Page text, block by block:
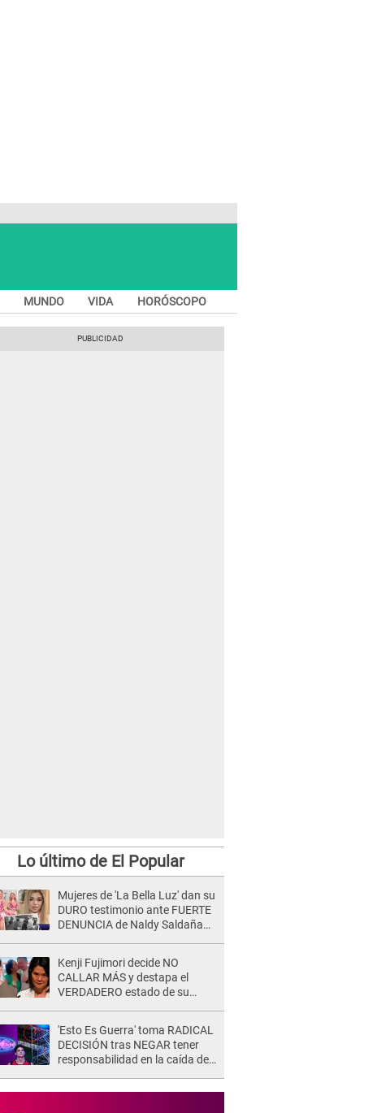
MUNDO VIDA HORÓSCOPO
Lo último de El Popular
Mujeres de 'La Bella Luz' dan su
DURO testimonio ante FUERTE
DENUNCIA de Naldy Saldaña
Kenji Fujimori decide NO
CALLAR MÁS y destapa el
VERDADERO estado de su
suegra..."
'Esto Es Guerra' toma RADICAL
DECISIÓN tras NEGAR tener
responsabilidad en la caída de